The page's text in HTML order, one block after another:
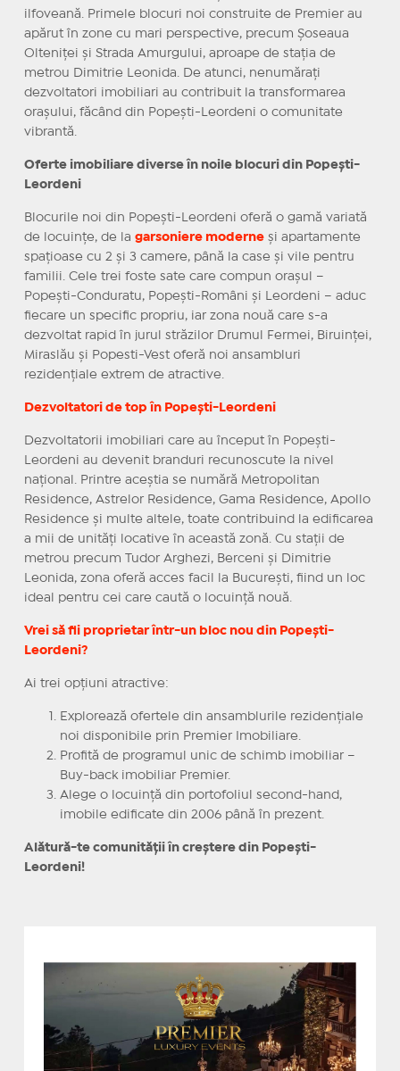
ilfoveană. Primele blocuri noi construite de Premier au
apărut în zone cu mari perspective, precum Șoseaua
Olteniței și Strada Amurgului, aproape de stația de
metrou Dimitrie Leonida. De atunci, nenumărați
dezvoltatori imobiliari au contribuit la transformarea
orașului, făcând din Popești-Leordeni o comunitate
vibrantă.
Oferte imobiliare diverse în noile blocuri din Popești-
Leordeni
Blocurile noi din Popești-Leordeni oferă o gamă variată
de locuințe, de la garsoniere moderneși apartamente
spațioase cu 2 și 3 camere, până la case și vile pentru
familii. Cele trei foste sate care compun orașul –
Popești-Conduratu, Popești-Români și Leordeni – aduc
fiecare un specific propriu, iar zona nouă care s-a
dezvoltat rapid în jurul străzilor Drumul Fermei, Biruinței,
Miraslău și Popesti-Vest oferă noi ansambluri
rezidențiale extrem de atractive.
Dezvoltatori de top în Popești-Leordeni
Dezvoltatorii imobiliari care au început în Popești-
Leordeni au devenit branduri recunoscute la nivel
național. Printre aceștia se numără Metropolitan
Residence, Astrelor Residence, Gama Residence, Apollo
Residence și multe altele, toate contribuind la edificarea
a mii de unități locative în această zonă. Cu stații de
metrou precum Tudor Arghezi, Berceni și Dimitrie
Leonida, zona oferă acces facil la București, fiind un loc
ideal pentru cei care caută o locuință nouă.
Vrei să fii proprietar într-un bloc nou din Popești-
Leordeni?
Ai trei opțiuni atractive:
Explorează ofertele din ansamblurile rezidențiale
noi disponibile prin Premier Imobiliare.
Profită de programul unic de schimb imobiliar –
Buy-back imobiliar Premier.
Alege o locuință din portofoliul second-hand,
imobile edificate din 2006 până în prezent.
Alătură-te comunității în creștere din Popești-
Leordeni!